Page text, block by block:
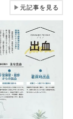
▶元記事を見る